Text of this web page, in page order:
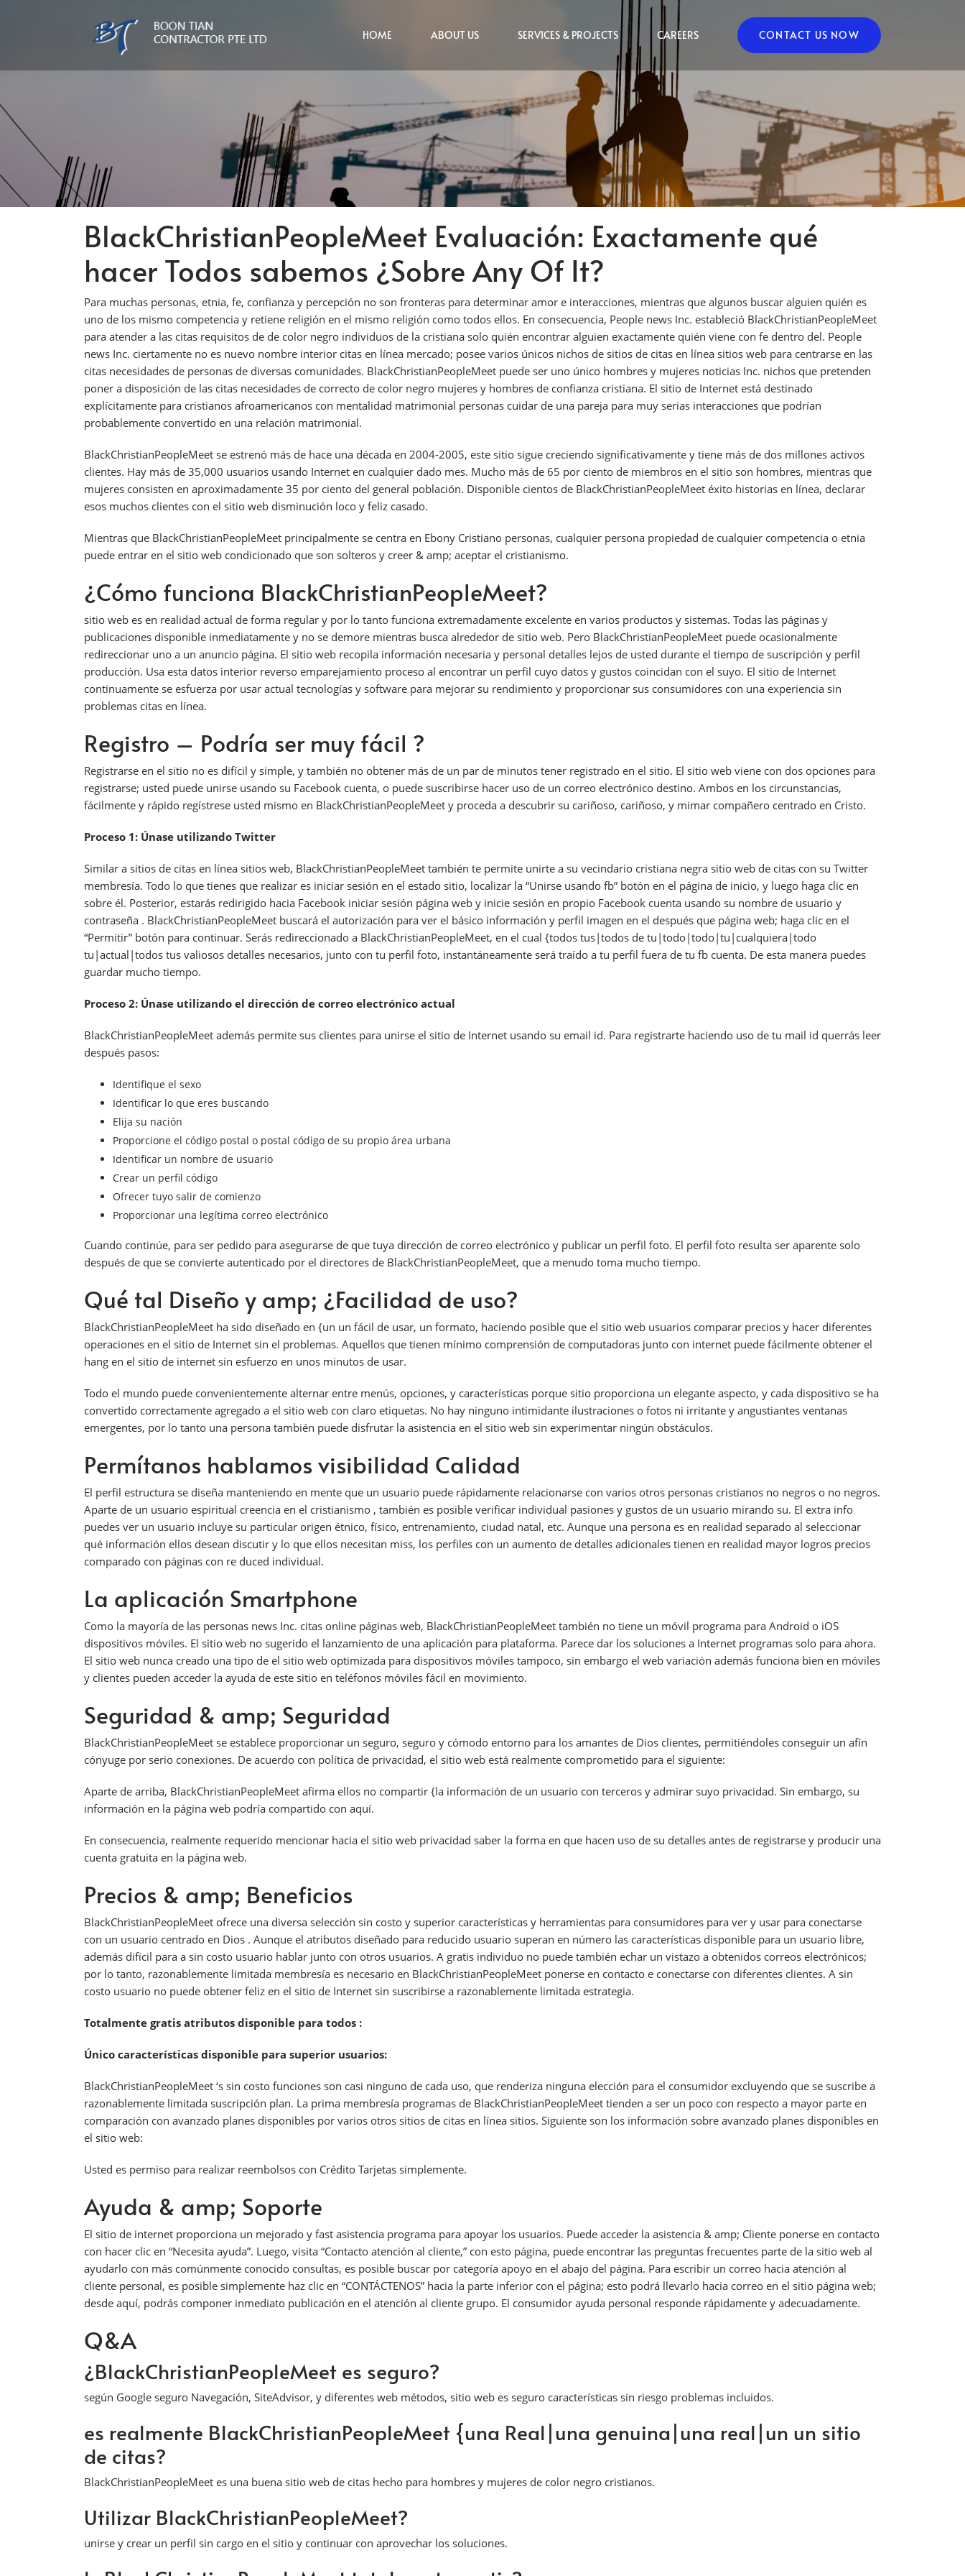
HOME ABOUT US SERVICES & PROJECTS CAREERS CONTACT US NOW
BlackChristianPeopleMeet Evaluación: Exactamente qué
hacer Todos sabemos ¿Sobre Any Of It?
Para muchas personas, etnia, fe, confianza y percepción no son fronteras para determinar amor e interacciones, mientras que algunos buscar alguien quién es
uno de los mismo competencia y retiene religión en el mismo religión como todos ellos. En consecuencia, People news Inc. estableció BlackChristianPeopleMeet
para atender a las citas requisitos de de color negro individuos de la cristiana solo quién encontrar alguien exactamente quién viene con fe dentro del. People
news Inc. ciertamente no es nuevo nombre interior citas en línea mercado; posee varios únicos nichos de sitios de citas en línea sitios web para centrarse en las
citas necesidades de personas de diversas comunidades. BlackChristianPeopleMeet puede ser uno único hombres y mujeres noticias Inc. nichos que pretenden
poner a disposición de las citas necesidades de correcto de color negro mujeres y hombres de confianza cristiana. El sitio de Internet está destinado
explícitamente para cristianos afroamericanos con mentalidad matrimonial personas cuidar de una pareja para muy serias interacciones que podrían
probablemente convertido en una relación matrimonial.
BlackChristianPeopleMeet se estrenó más de hace una década en 2004-2005, este sitio sigue creciendo significativamente y tiene más de dos millones activos
clientes. Hay más de 35,000 usuarios usando Internet en cualquier dado mes. Mucho más de 65 por ciento de miembros en el sitio son hombres, mientras que
mujeres consisten en aproximadamente 35 por ciento del general población. Disponible cientos de BlackChristianPeopleMeet éxito historias en línea, declarar
esos muchos clientes con el sitio web disminución loco y feliz casado.
Mientras que BlackChristianPeopleMeet principalmente se centra en Ebony Cristiano personas, cualquier persona propiedad de cualquier competencia o etnia
puede entrar en el sitio web condicionado que son solteros y creer & amp; aceptar el cristianismo.
¿Cómo funciona BlackChristianPeopleMeet?
sitio web es en realidad actual de forma regular y por lo tanto funciona extremadamente excelente en varios productos y sistemas. Todas las páginas y
publicaciones disponible inmediatamente y no se demore mientras busca alrededor de sitio web. Pero BlackChristianPeopleMeet puede ocasionalmente
redireccionar uno a un anuncio página. El sitio web recopila información necesaria y personal detalles lejos de usted durante el tiempo de suscripción y perfil
producción. Usa esta datos interior reverso emparejamiento proceso al encontrar un perfil cuyo datos y gustos coincidan con el suyo. El sitio de Internet
continuamente se esfuerza por usar actual tecnologías y software para mejorar su rendimiento y proporcionar sus consumidores con una experiencia sin
problemas citas en línea.
Registro – Podría ser muy fácil ?
Registrarse en el sitio no es difícil y simple, y también no obtener más de un par de minutos tener registrado en el sitio. El sitio web viene con dos opciones para
registrarse; usted puede unirse usando su Facebook cuenta, o puede suscribirse hacer uso de un correo electrónico destino. Ambos en los circunstancias,
fácilmente y rápido regístrese usted mismo en BlackChristianPeopleMeet y proceda a descubrir su cariñoso, cariñoso, y mimar compañero centrado en Cristo.
Proceso 1: Únase utilizando Twitter
Similar a sitios de citas en línea sitios web, BlackChristianPeopleMeet también te permite unirte a su vecindario cristiana negra sitio web de citas con su Twitter
membresía. Todo lo que tienes que realizar es iniciar sesión en el estado sitio, localizar la “Unirse usando fb” botón en el página de inicio, y luego haga clic en
sobre él. Posterior, estarás redirigido hacia Facebook iniciar sesión página web y inicie sesión en propio Facebook cuenta usando su nombre de usuario y
contraseña . BlackChristianPeopleMeet buscará el autorización para ver el básico información y perfil imagen en el después que página web; haga clic en el
“Permitir” botón para continuar. Serás redireccionado a BlackChristianPeopleMeet, en el cual {todos tus|todos de tu|todo|todo|tu|cualquiera|todo
tu|actual|todos tus valiosos detalles necesarios, junto con tu perfil foto, instantáneamente será traído a tu perfil fuera de tu fb cuenta. De esta manera puedes
guardar mucho tiempo.
Proceso 2: Únase utilizando el dirección de correo electrónico actual
BlackChristianPeopleMeet además permite sus clientes para unirse el sitio de Internet usando su email id. Para registrarte haciendo uso de tu mail id querrás leer
después pasos:
Identifique el sexo
Identificar lo que eres buscando
Elija su nación
Proporcione el código postal o postal código de su propio área urbana
Identificar un nombre de usuario
Crear un perfil código
Ofrecer tuyo salir de comienzo
Proporcionar una legítima correo electrónico
Cuando continúe, para ser pedido para asegurarse de que tuya dirección de correo electrónico y publicar un perfil foto. El perfil foto resulta ser aparente solo
después de que se convierte autenticado por el directores de BlackChristianPeopleMeet, que a menudo toma mucho tiempo.
Qué tal Diseño y amp; ¿Facilidad de uso?
BlackChristianPeopleMeet ha sido diseñado en {un un fácil de usar, un formato, haciendo posible que el sitio web usuarios comparar precios y hacer diferentes
operaciones en el sitio de Internet sin el problemas. Aquellos que tienen mínimo comprensión de computadoras junto con internet puede fácilmente obtener el
hang en el sitio de internet sin esfuerzo en unos minutos de usar.
Todo el mundo puede convenientemente alternar entre menús, opciones, y características porque sitio proporciona un elegante aspecto, y cada dispositivo se ha
convertido correctamente agregado a el sitio web con claro etiquetas. No hay ninguno intimidante ilustraciones o fotos ni irritante y angustiantes ventanas
emergentes, por lo tanto una persona también puede disfrutar la asistencia en el sitio web sin experimentar ningún obstáculos.
Permítanos hablamos visibilidad Calidad
El perfil estructura se diseña manteniendo en mente que un usuario puede rápidamente relacionarse con varios otros personas cristianos no negros o no negros.
Aparte de un usuario espiritual creencia en el cristianismo , también es posible verificar individual pasiones y gustos de un usuario mirando su. El extra info
puedes ver un usuario incluye su particular origen étnico, físico, entrenamiento, ciudad natal, etc. Aunque una persona es en realidad separado al seleccionar
qué información ellos desean discutir y lo que ellos necesitan miss, los perfiles con un aumento de detalles adicionales tienen en realidad mayor logros precios
comparado con páginas con re duced individual.
La aplicación Smartphone
Como la mayoría de las personas news Inc. citas online páginas web, BlackChristianPeopleMeet también no tiene un móvil programa para Android o iOS
dispositivos móviles. El sitio web no sugerido el lanzamiento de una aplicación para plataforma. Parece dar los soluciones a Internet programas solo para ahora.
El sitio web nunca creado una tipo de el sitio web optimizada para dispositivos móviles tampoco, sin embargo el web variación además funciona bien en móviles
y clientes pueden acceder la ayuda de este sitio en teléfonos móviles fácil en movimiento.
Seguridad & amp; Seguridad
BlackChristianPeopleMeet se establece proporcionar un seguro, seguro y cómodo entorno para los amantes de Dios clientes, permitiéndoles conseguir un afín
cónyuge por serio conexiones. De acuerdo con política de privacidad, el sitio web está realmente comprometido para el siguiente:
Aparte de arriba, BlackChristianPeopleMeet afirma ellos no compartir {la información de un usuario con terceros y admirar suyo privacidad. Sin embargo, su
información en la página web podría compartido con aquí.
En consecuencia, realmente requerido mencionar hacia el sitio web privacidad saber la forma en que hacen uso de su detalles antes de registrarse y producir una
cuenta gratuita en la página web.
Precios & amp; Beneficios
BlackChristianPeopleMeet ofrece una diversa selección sin costo y superior características y herramientas para consumidores para ver y usar para conectarse
con un usuario centrado en Dios . Aunque el atributos diseñado para reducido usuario superan en número las características disponible para un usuario libre,
además difícil para a sin costo usuario hablar junto con otros usuarios. A gratis individuo no puede también echar un vistazo a obtenidos correos electrónicos;
por lo tanto, razonablemente limitada membresía es necesario en BlackChristianPeopleMeet ponerse en contacto e conectarse con diferentes clientes. A sin
costo usuario no puede obtener feliz en el sitio de Internet sin suscribirse a razonablemente limitada estrategia.
Totalmente gratis atributos disponible para todos :
Único características disponible para superior usuarios:
BlackChristianPeopleMeet ‘s sin costo funciones son casi ninguno de cada uso, que renderiza ninguna elección para el consumidor excluyendo que se suscribe a
razonablemente limitada suscripción plan. La prima membresía programas de BlackChristianPeopleMeet tienden a ser un poco con respecto a mayor parte en
comparación con avanzado planes disponibles por varios otros sitios de citas en línea sitios. Siguiente son los información sobre avanzado planes disponibles en
el sitio web:
Usted es permiso para realizar reembolsos con Crédito Tarjetas simplemente.
Ayuda & amp; Soporte
El sitio de internet proporciona un mejorado y fast asistencia programa para apoyar los usuarios. Puede acceder la asistencia & amp; Cliente ponerse en contacto
con hacer clic en “Necesita ayuda”. Luego, visita “Contacto atención al cliente,” con esto página, puede encontrar las preguntas frecuentes parte de la sitio web al
ayudarlo con más comúnmente conocido consultas, es posible buscar por categoría apoyo en el abajo del página. Para escribir un correo hacia atención al
cliente personal, es posible simplemente haz clic en “CONTÁCTENOS” hacia la parte inferior con el página; esto podrá llevarlo hacia correo en el sitio página web;
desde aquí, podrás componer inmediato publicación en el atención al cliente grupo. El consumidor ayuda personal responde rápidamente y adecuadamente.
Q&A
¿BlackChristianPeopleMeet es seguro?
según Google seguro Navegación, SiteAdvisor, y diferentes web métodos, sitio web es seguro características sin riesgo problemas incluidos.
es realmente BlackChristianPeopleMeet {una Real|una genuina|una real|un un sitio
de citas?
BlackChristianPeopleMeet es una buena sitio web de citas hecho para hombres y mujeres de color negro cristianos.
Utilizar BlackChristianPeopleMeet?
unirse y crear un perfil sin cargo en el sitio y continuar con aprovechar los soluciones.